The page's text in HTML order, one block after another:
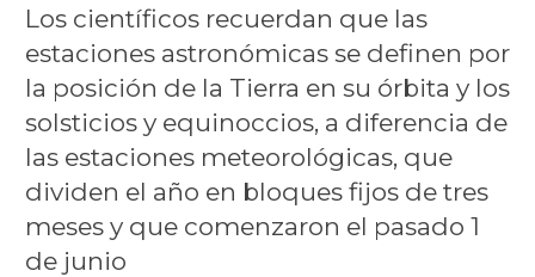
Los científicos recuerdan que las
estaciones astronómicas se definen por
la posición de la Tierra en su órbita y los
solsticios y equinoccios, a diferencia de
las estaciones meteorológicas, que
dividen el año en bloques fijos de tres
meses y que comenzaron el pasado 1
de junio